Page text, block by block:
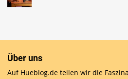
Über uns
Auf Hueblog.de teilen wir die